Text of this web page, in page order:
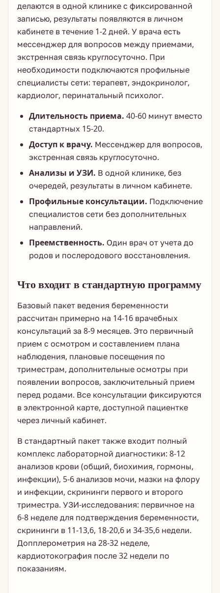
делаются в одной клинике с фиксированной
записью, результаты появляются в личном
кабинете в течение 1-2 дней. У врача есть
мессенджер для вопросов между приемами,
экстренная связь круглосуточно. При
необходимости подключаются профильные
специалисты сети: терапевт, эндокринолог,
кардиолог, перинатальный психолог.
Длительность приема. 40-60 минут вместо
стандартных 15-20.
Доступ к врачу. Мессенджер для вопросов,
экстренная связь круглосуточно.
Анализы и УЗИ. В одной клинике, без
очередей, результаты в личном кабинете.
Профильные консультации. Подключение
специалистов сети без дополнительных
направлений.
Преемственность. Один врач от учета до
родов и послеродового восстановления.
Что входит в стандартную программу
Базовый пакет ведения беременности
рассчитан примерно на 14-16 врачебных
консультаций за 8-9 месяцев. Это первичный
прием с осмотром и составлением плана
наблюдения, плановые посещения по
триместрам, дополнительные осмотры при
появлении вопросов, заключительный прием
перед родами. Все консультации фиксируются
в электронной карте, доступной пациентке
через личный кабинет.
В стандартный пакет также входит полный
комплекс лабораторной диагностики: 8-12
анализов крови (общий, биохимия, гормоны,
инфекции), 5-6 анализов мочи, мазки на флору
и инфекции, скрининги первого и второго
триместра. УЗИ-исследования: первичное на
6-8 неделе для подтверждения беременности,
скрининги в 11-13,6, 18-20,6 и 34-35,6 недели.
Допплерометрия на 28-32 неделе,
кардиотокография после 32 недели по
показаниям.